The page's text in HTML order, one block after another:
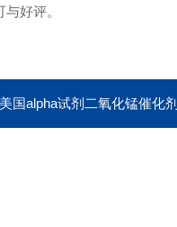
与好评。
国alpha试剂二氧化锰催化剂